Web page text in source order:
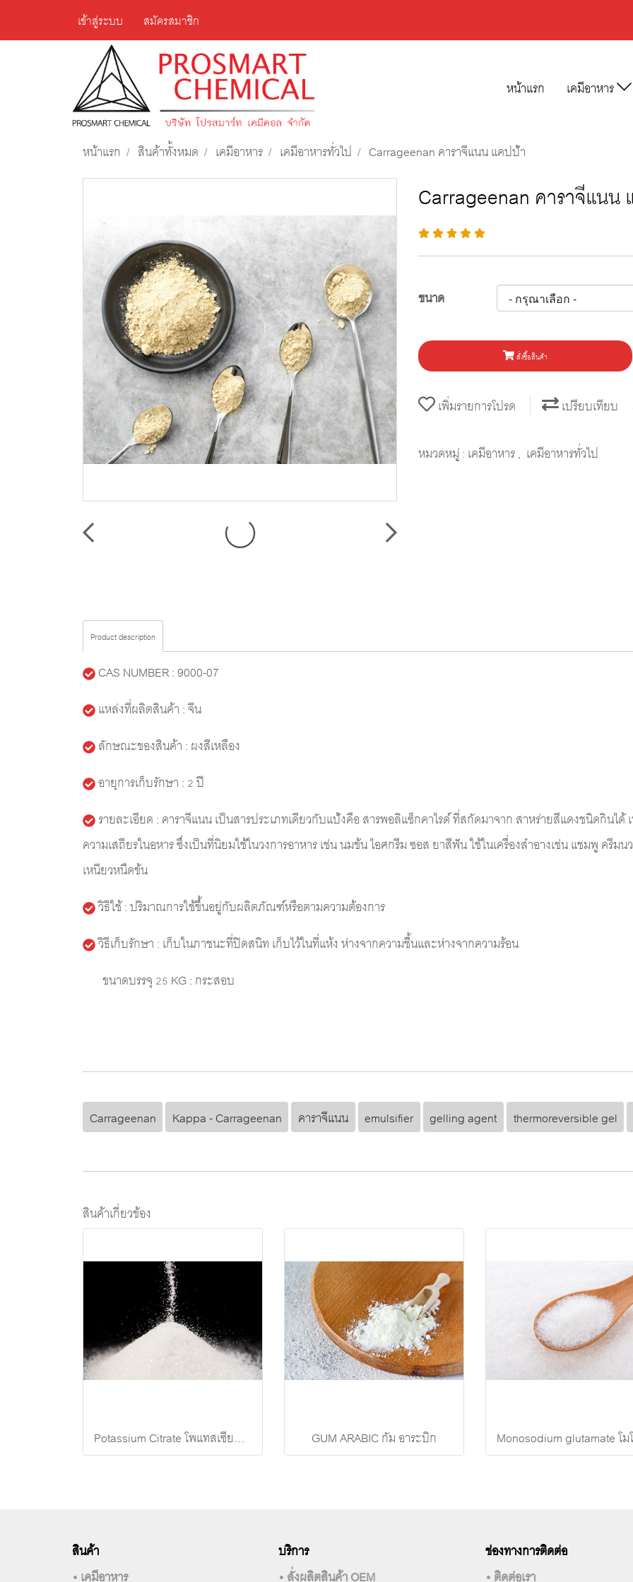
เข้าสู่ระบบ สมัครสมาชิก
หน้าแรก เคมีอาหาร
หน้าแรก สินค้าทั้งหมด เคมีอาหาร เคมีอาหารทั่วไป Carrageenan คาราจีแนน แคปป้า
Carrageenan คาราจีแนน
ขนาด
สั่งซื้อสินค้า
เพิ่มรายการโปรด เปรียบเทียบ
หมวดหมู่ : เคมีอาหาร, เคมีอาหารทั่วไป
Product description
CAS NUMBER : 9000-07
แหล่งที่ผลิตสินค้า : จีน
ลักษณะของสินค้า : ผงสีเหลือง
อายุการเก็บรักษา : 2 ปี
รายละเอียด : คาราจีแนน เป็นสารประเภทเดียวกับแป้งคือ สารพอลิแซ็กคาไรด์ ที่สกัดมาจาก สาหร่ายสีแดงชนิดกินได้
ความเสถียรในอหาร ซึ่งเป็นที่นิยมใช้ในวงการอาหาร เช่น นมข้น ไอศกรีม ซอส ยาสีฟัน ใช้ในเครื่องสำอางเช่น แชมพู ครี
เหนียวหนืดข้น
วิธีใช้ : ปริมาณการใช้ขึ้นอยู่กับผลิตภัณฑ์หรือตามความต้องการ
วิธีเก็บรักษา : เก็บในภาชนะที่ปิดสนิท เก็บไว้ในที่แห้ง ห่างจากความชื้นและห่างจากความร้อน
ขนาดบรรจุ 25 KG : กระสอบ
Carrageenan Kappa - Carrageenan คาราจีแนน emulsifier gelling agent thermoreversible gel
สินค้าเกี่ยวข้อง
Potassium Citrate โพแทสเซียมซิเตรต GUM ARABIC กัม อาระบิก
สินค้า
• เคมีอาหาร
บริการ
• สั่งผลิตสินค้า OEM
ช่องทางการติดต่อ
• ติดต่อเรา